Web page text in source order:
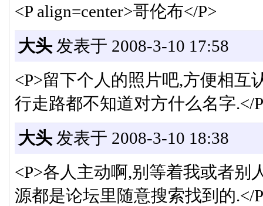
<P align=center>哥伦布</P>
大头发表于 2008-3-10 17:58
<P>留下个人的照片吧,方便相互
行走路都不知道对方什么名字.</
大头发表于 2008-3-10 18:38
<P>各人主动啊,别等着我或者别
源都是论坛里随意搜索找到的.</